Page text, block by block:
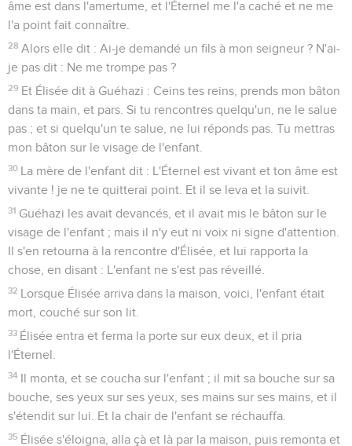
âme est dans l'amertume, et l'Éternel me l'a caché et ne me
l'a point fait connaître.
28 Alors elle dit : Ai-je demandé un fils à mon seigneur ? N'ai-
je pas dit : Ne me trompe pas ?
29 Et Élisée dit à Guéhazi : Ceins tes reins, prends mon bâton
dans ta main, et pars. Si tu rencontres quelqu'un, ne le salue
pas ; et si quelqu'un te salue, ne lui réponds pas. Tu mettras
mon bâton sur le visage de l'enfant.
30 La mère de l'enfant dit : L'Éternel est vivant et ton âme est
vivante ! je ne te quitterai point. Et il se leva et la suivit.
31 Guéhazi les avait devancés, et il avait mis le bâton sur le
visage de l'enfant ; mais il n'y eut ni voix ni signe d'attention.
Il s'en retourna à la rencontre d'Élisée, et lui rapporta la
chose, en disant : L'enfant ne s'est pas réveillé.
32 Lorsque Élisée arriva dans la maison, voici, l'enfant était
mort, couché sur son lit.
33 Élisée entra et ferma la porte sur eux deux, et il pria
l'Éternel.
34 Il monta, et se coucha sur l'enfant ; il mit sa bouche sur sa
bouche, ses yeux sur ses yeux, ses mains sur ses mains, et il
s'étendit sur lui. Et la chair de l'enfant se réchauffa.
35 Élisée s'éloigna, alla çà et là par la maison, puis remonta et